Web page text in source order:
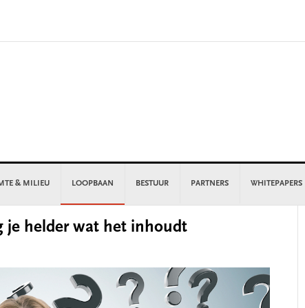
& MILIEU LOOPBAAN BESTUUR PARTNERS WHITEPAPERS
je helder wat het inhoudt